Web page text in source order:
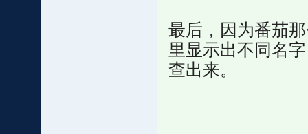
最后，因为番茄
里显示出不同名
查出来。